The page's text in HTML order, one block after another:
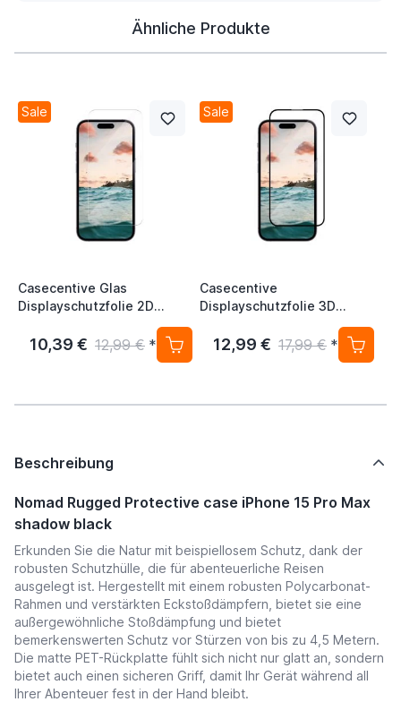
Ähnliche Produkte
Sale
Casecentive Glas
Displayschutzfolie 2D
10,39 € 12,99 € *
Sale
Casecentive
Displayschutzfolie 3D
Vollschutz iPhone 15 Pro
Max
12,99 € 17,99 € *
Beschreibung
Nomad Rugged Protective case iPhone 15 Pro Max
shadow black
Erkunden Sie die Natur mit beispiellosem Schutz, dank der
robusten Schutzhülle, die für abenteuerliche Reisen
ausgelegt ist. Hergestellt mit einem robusten Polycarbonat-
Rahmen und verstärkten Eckstoßdämpfern, bietet sie eine
außergewöhnliche Stoßdämpfung und bietet
bemerkenswerten Schutz vor Stürzen von bis zu 4,5 Metern.
Die matte PET-Rückplatte fühlt sich nicht nur glatt an, sondern
bietet auch einen sicheren Griff, damit Ihr Gerät während all
Ihrer Abenteuer fest in der Hand bleibt.